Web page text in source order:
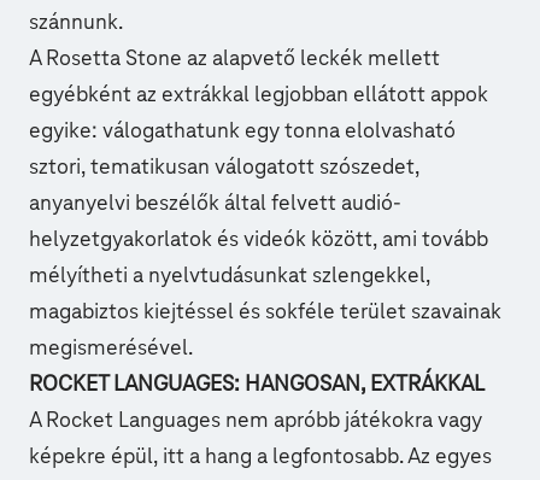
szánnunk.
A Rosetta Stone az alapvető leckék mellett
egyébként az extrákkal legjobban ellátott appok
egyike: válogathatunk egy tonna elolvasható
sztori, tematikusan válogatott szószedet,
anyanyelvi beszélők által felvett audió-
helyzetgyakorlatok és videók között, ami tovább
mélyítheti a nyelvtudásunkat szlengekkel,
magabiztos kiejtéssel és sokféle terület szavainak
megismerésével.
ROCKET LANGUAGES: HANGOSAN, EXTRÁKKAL
A Rocket Languages nem apróbb játékokra vagy
képekre épül, itt a hang a legfontosabb. Az egyes